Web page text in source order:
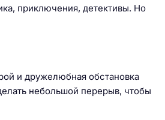
приключения, детективы. Но
и дружелюбная обстановка
небольшой перерыв, чтобы